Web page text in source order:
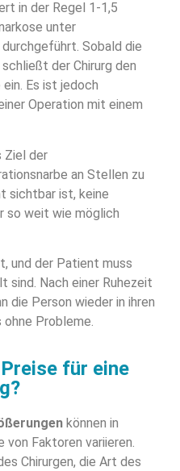
in der Regel 1-1,5
unter
Sobald die
der Chirurg den
Es ist jedoch
Operation mit einem
Ziel der
an Stellen zu
sichtbar ist, keine
so weit wie möglich
und der Patient muss
sind. Nach einer Ruhezeit
die Person wieder in ihren
Probleme.
für eine
können in
von Faktoren variieren.
Chirurgen, die Art des